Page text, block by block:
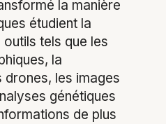
la manière
étudient la
tels que les
la
les images
génétiques
de plus